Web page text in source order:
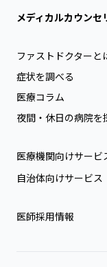
メディカルカウンセ
ファストドクターと
症状を調べる
医療コラム
夜間・休日の病院を
医療機関向けサービ
自治体向けサービス
医師採用情報